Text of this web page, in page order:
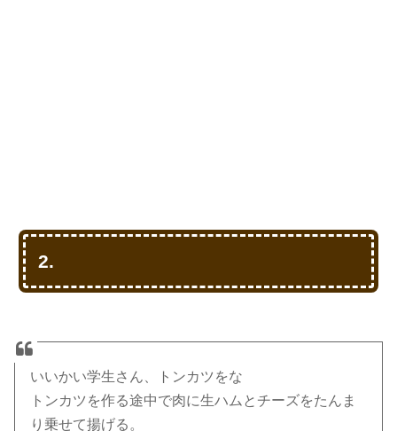
2.
いいかい学生さん、トンカツをな
トンカツを作る途中で肉に生ハムとチーズをたんま
り乗せて揚げる。